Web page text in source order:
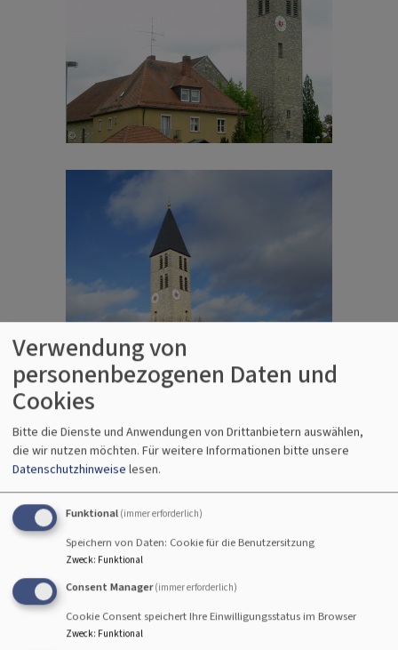
Verwendung von
personenbezogenen Daten und
Cookies
Bitte die Dienste und Anwendungen von Drittanbietern auswählen,
die wir nutzen möchten. Für weitere Informationen bitte unsere
Datenschutzhinweise lesen.
Funktional (immer erforderlich)
Speichern von Daten: Cookie für die Benutzersitzung
Zweck: Funktional
Consent Manager (immer erforderlich)
Cookie Consent speichert Ihre Einwilligungsstatus im Browser
Zweck: Funktional